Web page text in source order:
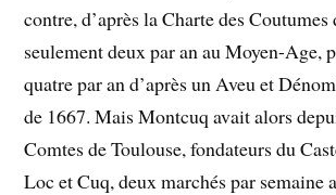
contre, d’après la Charte des Coutumes
seulement deux par an au Moyen-Age,
quatre par an d’après un Aveu et
de 1667. Mais Montcuq avait alors
Comtes de Toulouse, fondateurs du
Loc et Cuq, deux marchés par semaine